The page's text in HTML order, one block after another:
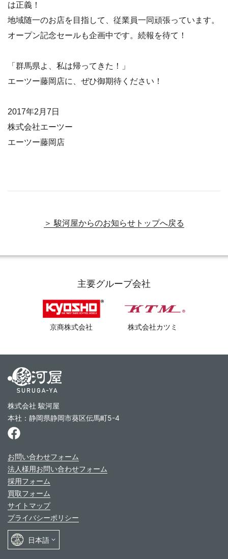
は正義！
地域随一のお店を目指して、従業員一同頑張っています。
オープン記念セールも企画中です。続報を待て！
「群馬県よ、私は帰ってきた！」
エーツー藤岡店に、ぜひ御期待ください！
2017年2月7日
株式会社エーツー
エーツー藤岡店
＞ 駿河屋からのお知らせトップへ戻る
主要グループ会社
京商株式会社 株式会社カツミ
株式会社 駿河屋
本社：静岡県静岡市葵区伝馬町5-4
お問い合わせフォーム
法人様用お問い合わせフォーム
採用フォーム
買取フォーム
サイトマップ
プライバシーポリシー